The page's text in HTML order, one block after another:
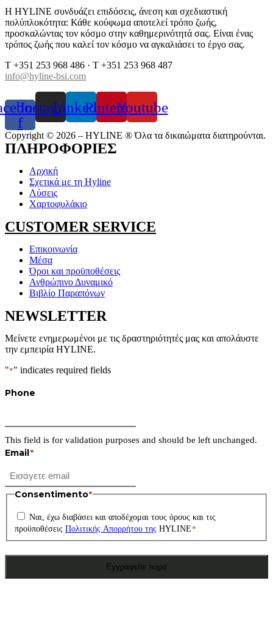
H HYLINE συνδυάζει επιδόσεις, άνεση και σχεδιαστική
πολύπλοκότητα: Κάθε κούφωμα αποτελεί τρόπο ζωής,
προσκαλώντας τον κόσμο στην καθημερινότητά σας. Είναι ένας
τρόπος ζωής που καλεί τον κόσμο να αγκαλιάσει το έργο σας.
T +351 253 968 486 · T +351 253 968 487
info@hyline-bsi.com
f
InstagramLinkedinPinterestYoutube
Copyright © 2026 – HYLINE ® Όλα τα δικαιώματα διατηρούνται.
ΠΛΗΡΟΦΟΡΙΕΣ
Αρχική
Σχετικά με τη Hyline
Λύσεις
Χαρτοφυλάκιο
CUSTOMER SERVICE
Επικοινωνία
Μέσα
Όροι και προϋποθέσεις
Ανθρώπινο Δυναμικό
Βιβλίο Παραπόνων
NEWSLETTER
Μείνετε ενημερωμένοι με τις δραστηριότητές μας και απολάυστε
την εμπειρία HYLINE.
"*" indicates required fields
Phone
This field is for validation purposes and should be left unchanged.
Email*
Consentimento*
Ναι, έχω διαβάσει και αποδέχομαι τους όρους και τις
προϋποθέσεις Πολιτικής Απορρήτου της HYLINE*
Εγγραφείτε τώρα